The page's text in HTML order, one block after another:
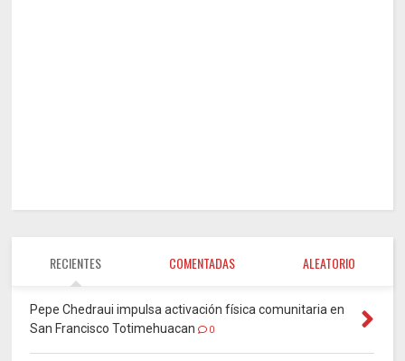
RECIENTES COMENTADAS ALEATORIO
Pepe Chedraui impulsa activación física comunitaria en
San Francisco Totimehuacan
0